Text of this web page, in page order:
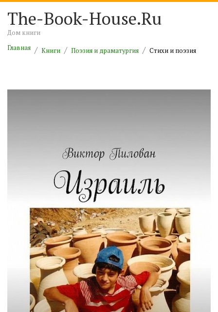
The-Book-House.Ru
Дом книги
Главная
Книги Поэзия и драматургия Cтихи и поэзия